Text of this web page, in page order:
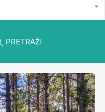
PRETRAŽI